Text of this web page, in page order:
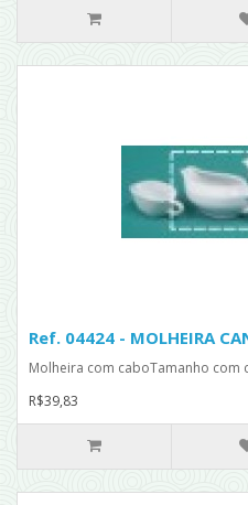
Ref. 04424 - MOLHEIRA
Molheira com caboTamanho com
R$39,83